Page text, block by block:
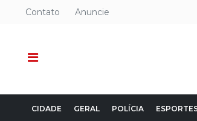
Contato Anuncie
CIDADE GERAL POLÍCIA